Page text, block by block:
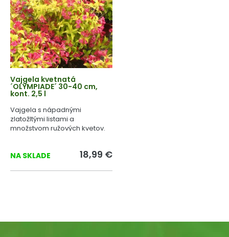
Vajgela kvetnatá
´OLYMPIADE´ 30-40 cm,
kont. 2,5 l
Vajgela s nápadnými
zlatožltými listami a
množstvom ružových kvetov.
NA SKLADE 18,99 €